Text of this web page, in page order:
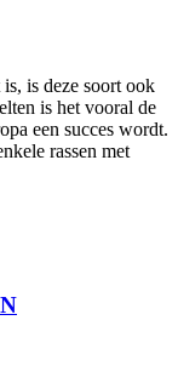
is deze soort ook
is het vooral de
een succes wordt.
rassen met